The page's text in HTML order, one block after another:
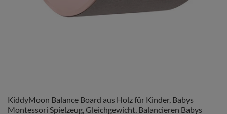
KiddyMoon Balance Board aus Holz für Kinder, Babys
Montessori Spielzeug, Gleichgewicht, Balancieren Babys